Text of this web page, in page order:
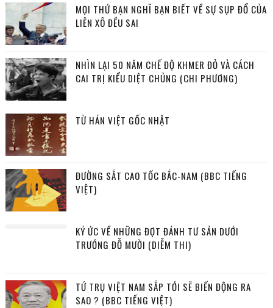
MỌI THỨ BẠN NGHĨ BẠN BIẾT VỀ SỰ SỤP ĐỔ CỦA
LIÊN XÔ ĐỀU SAI
NHÌN LẠI 50 NĂM CHẾ ĐỘ KHMER ĐỎ VÀ CÁCH
CAI TRỊ KIỂU DIỆT CHỦNG (CHI PHƯƠNG)
TỪ HÁN VIỆT GỐC NHẬT
ĐƯỜNG SẮT CAO TỐC BẮC-NAM (BBC TIẾNG
VIỆT)
KÝ ỨC VỀ NHỮNG ĐỢT ĐÁNH TƯ SẢN DƯỚI
TRƯỚNG ĐỖ MƯỜI (DIỄM THI)
TỨ TRỤ VIỆT NAM SẮP TỚI SẼ BIẾN ĐỘNG RA
SAO ? (BBC TIẾNG VIỆT)